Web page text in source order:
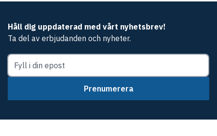
Håll dig uppdaterad med vårt nyhetsbrev!
Ta del av erbjudanden och nyheter.
Prenumerera